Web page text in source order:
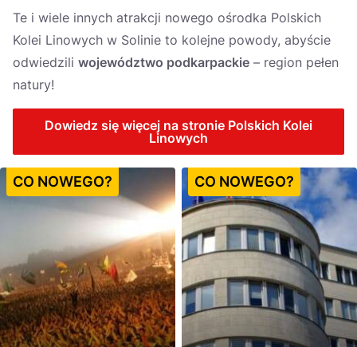
Te i wiele innych atrakcji nowego ośrodka Polskich
Kolei Linowych w Solinie to kolejne powody, abyście
odwiedzili województwo podkarpackie – region pełen
natury!
Dowiedz się więcej na stronie Polskich Kolei
Linowych
CO NOWEGO? CO NOWEGO?